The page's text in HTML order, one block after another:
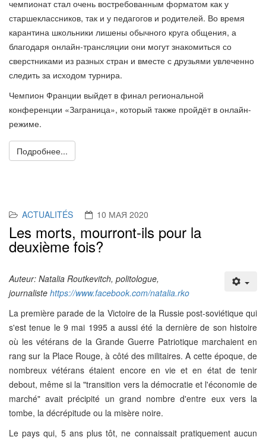
чемпионатстал очень востребованным форматом как у
старшеклассников, так и у педагогов и родителей. Во время
карантина школьники лишены обычного круга общения, а
благодаря онлайн-трансляции они могут знакомиться со
сверстниками из разных стран и вместе с друзьями увлеченно
следить за исходом турнира.
Чемпион Франции выйдет в финал региональной
конференции «Заграница», который также пройдёт в онлайн-
режиме.
Подробнее...
Previous
ACTUALITÉS 10 МАЯ 2020
Les morts, mourront-ils pour la
deuxième fois?
Auteur: Natalia Routkevitch, politologue,
journaliste https://www.facebook.com/natalia.rko
La première parade de la Victoire de la Russie post-soviétique qui
s'est tenue le 9 mai 1995 a aussi été la dernière de son histoire
où les vétérans de la Grande Guerre Patriotique marchaient en
rang sur la Place Rouge, à côté des militaires. A cette époque, de
nombreux vétérans étaient encore en vie et en état de tenir
debout, même si la "transition vers la démocratie et l'économie de
marché" avait précipité un grand nombre d'entre eux vers la
tombe, la décrépitude ou la misère noire.
Le pays qui, 5 ans plus tôt, ne connaissait pratiquement aucun